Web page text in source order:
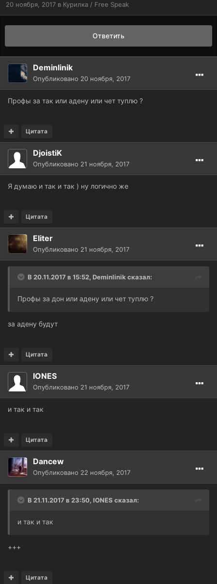
20 ноября, 2017 в Курилка / Free Speak
Ответить
Deminlinik
Опубликовано 20 ноября, 2017
Профы за так или адену или чет туплю ?
Цитата
DjoistiK
Опубликовано 21 ноября, 2017
Я думаю и так и так ) ну логично же
Цитата
Eliter
Опубликовано 21 ноября, 2017
В 20.11.2017 в 15:52, Deminlinik сказал:
Профы за дон или адену или чет туплю ?
за адену будут
Цитата
IONES
Опубликовано 21 ноября, 2017
и так и так
Цитата
Dancew
Опубликовано 22 ноября, 2017
В 21.11.2017 в 23:50, IONES сказал:
и так и так
+++
Цитата